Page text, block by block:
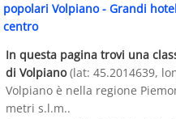
popolari Volpiano- Grandi
centro
In questa pagina trovi una
di Volpiano(lat: 45.2014639,
Volpiano è nella regione
metri s.l.m..